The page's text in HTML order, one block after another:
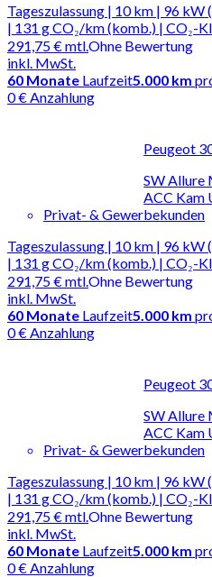
Tageszulassung | 10 km | 96
| 131 g CO₂/km (komb.) | CO₂-
291,75 €mtl.
inkl. MwSt.
Ohne Bewertung
60 Monate Laufzeit5.000 km
0 € Anzahlung
Peugeot
SW Allure
ACC Kam
Privat- & Gewerbekunden
Tageszulassung | 10 km | 96
| 131 g CO₂/km (komb.) | CO₂-
291,75 €mtl.
inkl. MwSt.
Ohne Bewertung
60 Monate Laufzeit5.000 km
0 € Anzahlung
Peugeot
SW Allure
ACC Kam
Privat- & Gewerbekunden
Tageszulassung | 10 km | 96
| 131 g CO₂/km (komb.) | CO₂-
291,75 €mtl.
inkl. MwSt.
Ohne Bewertung
60 Monate Laufzeit5.000 km
0 € Anzahlung